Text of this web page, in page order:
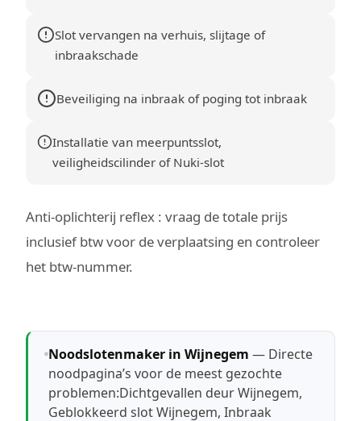
Slot vervangen na verhuis, slijtage of
inbraakschade
Beveiliging na inbraak of poging tot inbraak
Installatie van meerpuntsslot,
veiligheidscilinder of Nuki-slot
Anti-oplichterij reflex : vraag de totale prijs
inclusief btw voor de verplaatsing en controleer
het btw-nummer.
Noodslotenmaker in Wijnegem — Directe
noodpagina’s voor de meest gezochte
problemen:Dichtgevallen deur Wijnegem,
Geblokkeerd slot Wijnegem,Inbraak